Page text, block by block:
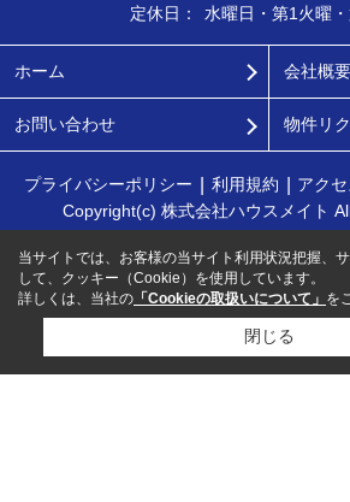
定休日：
水曜日・第1火曜
ホーム 会社概要
お問い合わせ 物件リ
プライバシーポリシー 利用規約 アク
Copyright(c) 株式会社ハウスメイト
当サイトでは、お客様の当サイト利用状況把握、
して、クッキー（Cookie）を使用しています。
詳しくは、当社の 「Cookieの取扱いについて」 を
閉じる